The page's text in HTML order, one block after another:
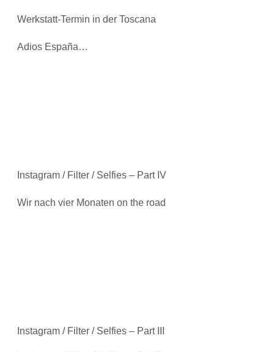
Werkstatt-Termin in der Toscana
Adios España…
Instagram / Filter / Selfies – Part IV
Wir nach vier Monaten on the road
Instagram / Filter / Selfies – Part III